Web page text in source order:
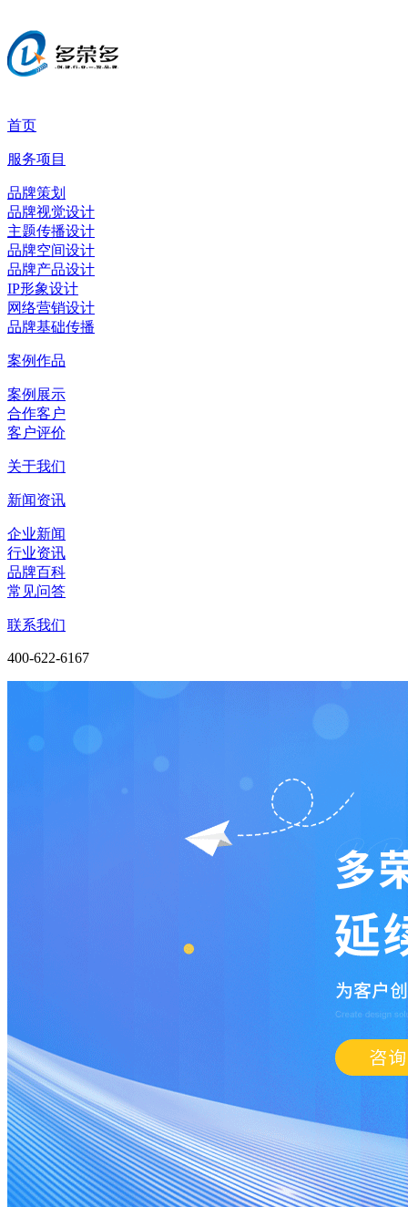
首页
服务项目
品牌策划
品牌视觉设计
主题传播设计
品牌空间设计
品牌产品设计
IP形象设计
网络营销设计
品牌基础传播
案例作品
案例展示
合作客户
客户评价
关于我们
新闻资讯
企业新闻
行业资讯
品牌百科
常见问答
联系我们
400-622-6167